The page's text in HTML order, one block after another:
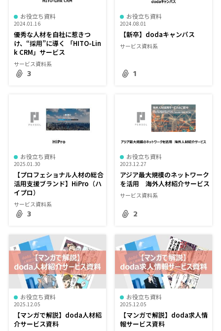
お役立ち資料
2024.01.16
優秀な人材を自社に惹きつ
け、“採用”に導く 「HITO-Lin
k CRM」サービス
サービス資料系
3
お役立ち資料
2024.08.01
【新卒】dodaキャンパス
サービス資料系
1
お役立ち資料
2025.01.30
【プロフェショナル人材の総合
活用支援ブランド】HiPro（ハ
イプロ）
サービス資料系
3
お役立ち資料
2023.12.27
アジア最大規模のネットワーク
を活用 海外人材紹介サービス
サービス資料系
2
お役立ち資料
2025.12.05
【マンガで解説】doda人材紹
介サービス資料
お役立ち資料
2025.12.05
【マンガで解説】doda求人情
報サービス資料